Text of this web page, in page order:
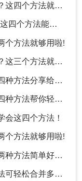
并成一个名为
要修改脚本以添
后的PDF文件将
这些方法都很
么把多个pdf文
方法就够用啦！
法能帮助大家！
个方法就够用啦!
方法就够用啦！
法分享给你！
帮你轻松搞定！
会这四个方法！
个方法就够用啦!
法简单好用！
合并多个文件~